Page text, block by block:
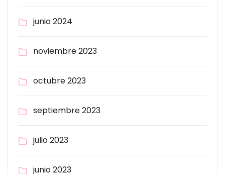
junio 2024
noviembre 2023
octubre 2023
septiembre 2023
julio 2023
junio 2023